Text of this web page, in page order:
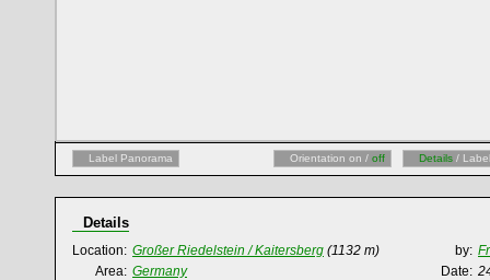
Label Panorama Orientation on / off Details /
Details
Location: Großer Riedelstein / Kaitersberg (1132 m) by:
Area: Germany Date: